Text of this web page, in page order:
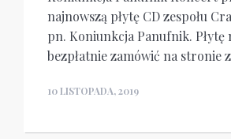
najnowszą płytę CD zespołu
pn. Koniunkcja Panufnik. Płytę
bezpłatnie zamówić na stronie
10 LISTOPADA, 2019